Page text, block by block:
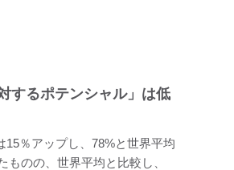
するポテンシャル」は低
％アップし、78%と世界平均
のの、世界平均と比較し、